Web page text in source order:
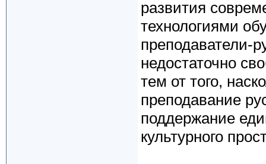
развития
технологиями
преподаватели-
недостаточно
тем от того,
преподавание
поддержание
культурного